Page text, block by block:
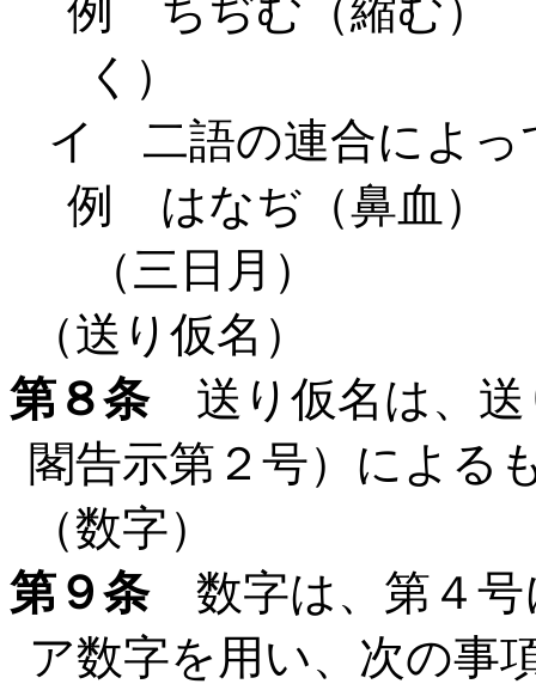
例 ちぢむ（縮む）
く）
イ 二語の連合によっ
例 はなぢ（鼻血）
（三日月）
（送り仮名）
第８条送り仮名は、送
閣告示第２号）による
（数字）
第９条数字は、第４号
ア数字を用い、次の事